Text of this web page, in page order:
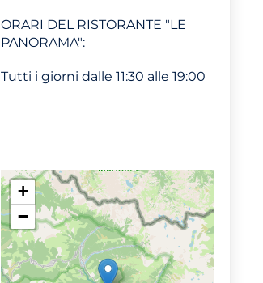
ORARI DEL RISTORANTE "LE
PANORAMA":
Tutti i giorni dalle 11:30 alle 19:00
+
−